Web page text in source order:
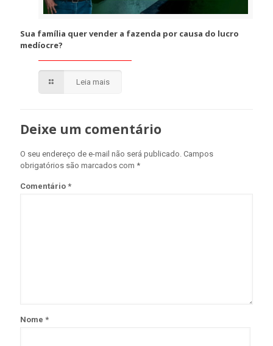
Sua família quer vender a fazenda por causa do lucro
medíocre?
Leia mais
Deixe um comentário
O seu endereço de e-mail não será publicado. Campos
obrigatórios são marcados com *
Comentário *
Nome *